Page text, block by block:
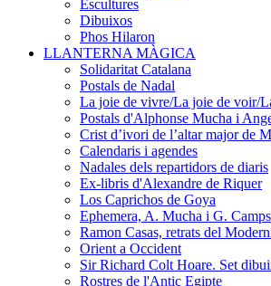
Escultures
Dibuixos
Phos Hilaron
LLANTERNA MÀGICA
Solidaritat Catalana
Postals de Nadal
La joie de vivre/La joie de voir/
Postals d'Alphonse Mucha i
Crist d’ivori de l’altar major de
Calendaris i agendes
Nadales dels repartidors de diaris
Ex-libris d'Alexandre de Riquer
Los Caprichos de Goya
Ephemera, A. Mucha i G. Camps
Ramon Casas, retrats del
Orient a Occident
Sir Richard Colt Hoare. Set
Rostres de l'Antic Egipte